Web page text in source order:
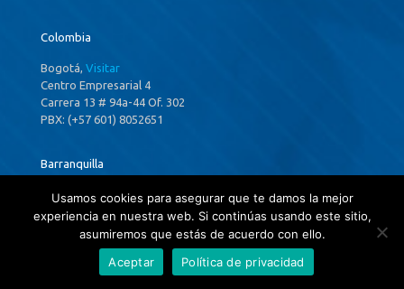
Colombia
Bogotá, Visitar
Centro Empresarial 4
Carrera 13 # 94a-44 Of. 302
PBX: (+57 601) 8052651
Barranquilla
Edificio Green Towers
Calle 77B No. 57-103, Piso 10, Oficina 1001
Tel: (+57 605) 3162368
Usamos cookies para asegurar que te damos la mejor
experiencia en nuestra web. Si continúas usando este sitio,
asumiremos que estás de acuerdo con ello.
Aceptar
Política de privacidad